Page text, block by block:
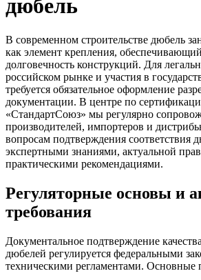
дюбель
В современном строительстве дюбель
как элемент крепления,
долговечность конструкций. Для
российском рынке и участия в
требуется обязательное оформление
документации. В центре по
«СтандартСоюз» мы регулярно
производителей, импортеров и
вопросам подтверждения соответствия
экспертными знаниями, актуальной
практическими рекомендациями.
Регуляторные основы и
требования
Документальное подтверждение
дюбелей регулируется федеральными
техническими регламентами. Основные